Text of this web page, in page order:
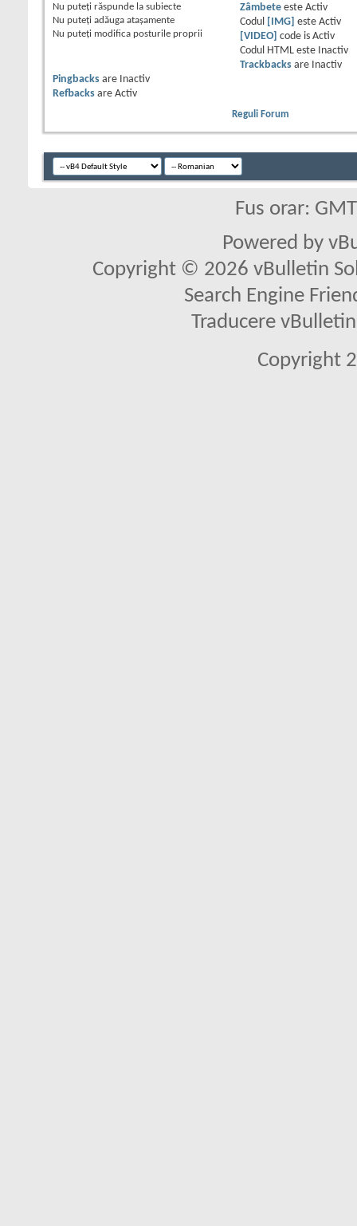
Nu puteţi răspunde la subiecte
Nu puteţi adăuga ataşamente
Nu puteţi modifica posturile proprii
Zâmbeteeste Activ
Codul
[IMG] este Activ
[VIDEO] code is Activ
Codul HTML este
Inactiv
Trackbacksare
Inactiv
Pingbacks are
Inactiv
Refbacks are Activ
Reguli Forum
Fus orar:
Powered by
Copyright © 2026 vBulletin
Search Engine
Traducere
Copyright